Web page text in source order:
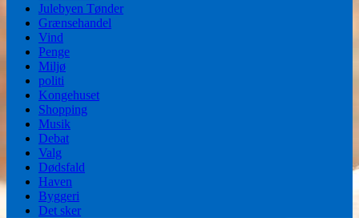
Julebyen Tønder
Grænsehandel
Vind
Penge
Miljø
politi
Kongehuset
Shopping
Musik
Debat
Valg
Dødsfald
Haven
Byggeri
Det sker